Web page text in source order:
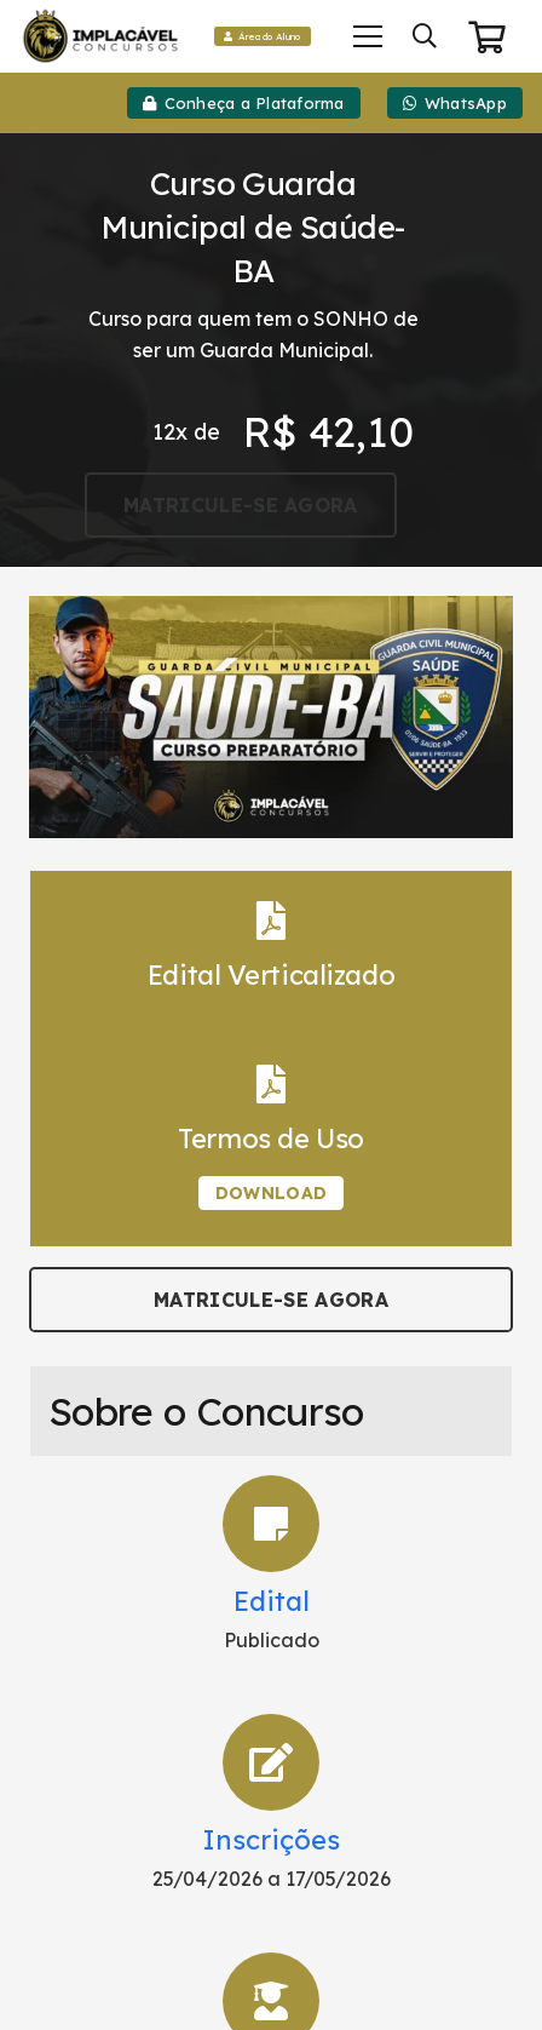
Área do Aluno
Conheça a Plataforma WhatsApp
Curso Guarda
Municipal de Saúde-
BA
Curso para quem tem o SONHO de
ser um Guarda Municipal.
12x de R$ 42,10
MATRICULE-SE AGORA
Edital Verticalizado
Termos de Uso
DOWNLOAD
MATRICULE-SE AGORA
Sobre o Concurso
Edital
Publicado
Inscrições
25/04/2026 a 17/05/2026